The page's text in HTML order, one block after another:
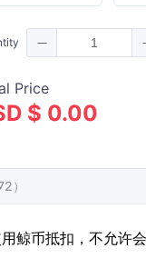
Price
$ 0.00
）
鲸币抵扣，不允许